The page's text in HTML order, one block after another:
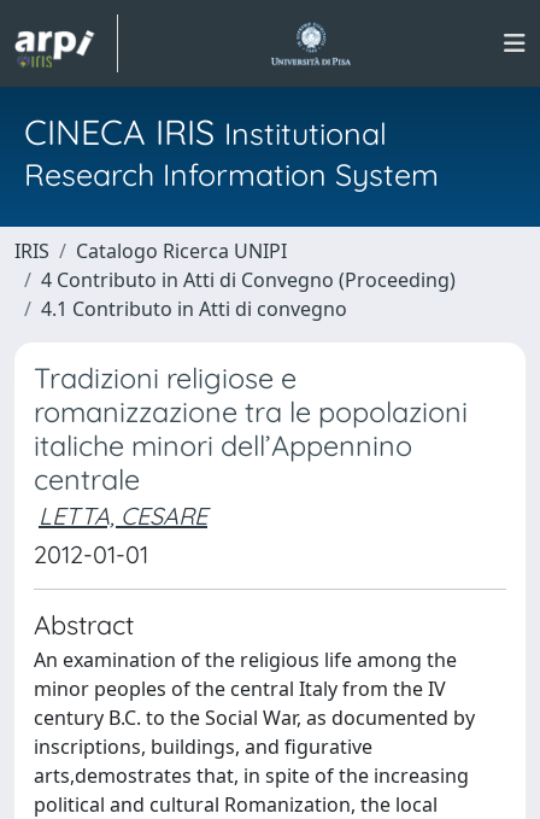
CINECA IRIS Institutional
Research Information System
IRIS
Catalogo Ricerca UNIPI
4 Contributo in Atti di Convegno (Proceeding)
4.1 Contributo in Atti di convegno
Tradizioni religiose e
romanizzazione tra le popolazioni
italiche minori dell’Appennino
centrale
LETTA, CESARE
2012-01-01
Abstract
An examination of the religious life among the
minor peoples of the central Italy from the IV
century B.C. to the Social War, as documented by
inscriptions, buildings, and figurative
arts,demostrates that, in spite of the increasing
political and cultural Romanization, the local